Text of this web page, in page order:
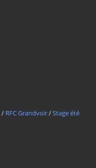
/ RFC Grandvoir/Stage été